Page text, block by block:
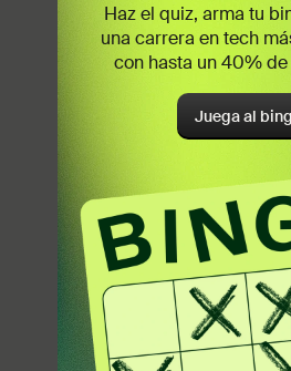
Muchas personas que
el desarrollo web se
¿realmente es para mí?
primer paso. ¡Y es
válido! Solo que, en la
se
en la forma de pensar,
la disposición para
talento innato. De modo
que ser un “genio
vocación tecnológica
en desarrollo web.
Haz el quiz, arma tu
una carrera en tech
con hasta un 40%
Juega al